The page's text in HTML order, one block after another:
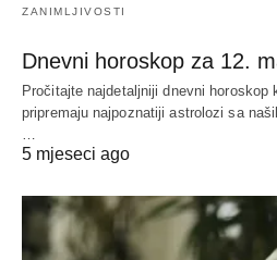
ZANIMLJIVOSTI
Dnevni horoskop za 12.
Pročitajte najdetaljniji dnevni horoskop
pripremaju najpoznatiji astrolozi sa
5 mjeseci ago